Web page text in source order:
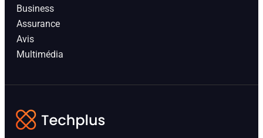
Business
Assurance
Avis
Multimédia